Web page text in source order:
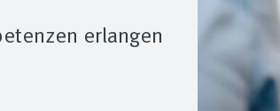
erlangen